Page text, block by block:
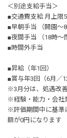
＜別途支給手当＞
■交通費支給 月上限
■早朝手当 （開園～8
■夜間手当 （18時～
■時間外手当
■昇給（年1回）
■賞与年3回（6月／
※3月分は、処遇改
※経験・能力・会社
※評価期間中に基準
額が0円になります